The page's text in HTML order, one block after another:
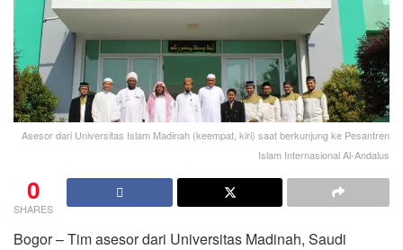
Asesor dari Universitas Islam Madinah (keempat, kiri) saat berkunjung ke Pesantren
Islam Internasional Al-Andalus
0
SHARES
Bogor – Tim asesor dari Universitas Madinah, Saudi